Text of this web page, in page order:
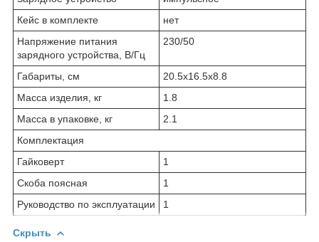
Кейс в комплекте
нет
Напряжение питания
зарядного устройства, В/Гц
230/50
Габариты, см
20.5x16.5x8.8
Масса изделия, кг
1.8
Масса в упаковке, кг
2.1
Комплектация
Гайковерт
1
Скоба поясная
1
Руководство по эксплуатации
1
Скрыть